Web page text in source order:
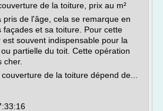
de la toiture, prix au m²
pris de l'âge, cela se remarque en
façades et sa toiture. Pour cette
souvent indispensable pour la
partielle du toit. Cette opération
cher.
de la toiture dépend de...